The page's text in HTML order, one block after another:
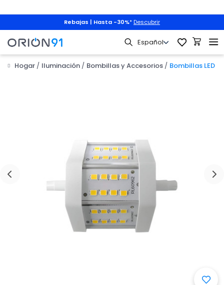
Rebajas | Hasta -30%* Descubrir
Hogar Iluminación Bombillas y Accesorios Bombillas LED